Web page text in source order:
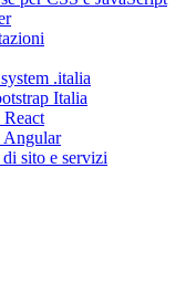
.italia
Italia
sito e servizi